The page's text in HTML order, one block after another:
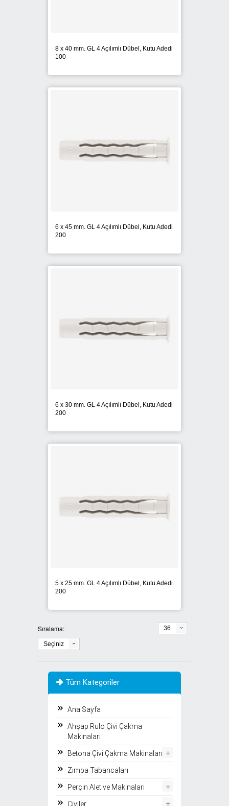
8 x 40 mm. GL 4 Açılımlı Dübel, Kutu Adedi
100
6 x 45 mm. GL 4 Açılımlı Dübel, Kutu Adedi
200
6 x 30 mm. GL 4 Açılımlı Dübel, Kutu Adedi
200
5 x 25 mm. GL 4 Açılımlı Dübel, Kutu Adedi
200
Sıralama:
Seçiniz
36
Tüm Kategoriler
Ana Sayfa
Ahşap Rulo Çivi Çakma
Makinaları
Betona Çivi Çakma Makinaları +
Zımba Tabancaları
Perçin Alet ve Makinaları +
Çiviler +